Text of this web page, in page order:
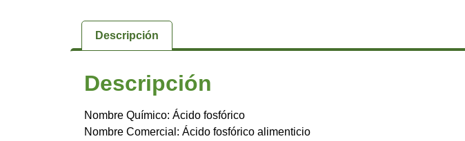
Descripción
Descripción
Nombre Químico: Ácido fosfórico
Nombre Comercial: Ácido fosfórico alimenticio